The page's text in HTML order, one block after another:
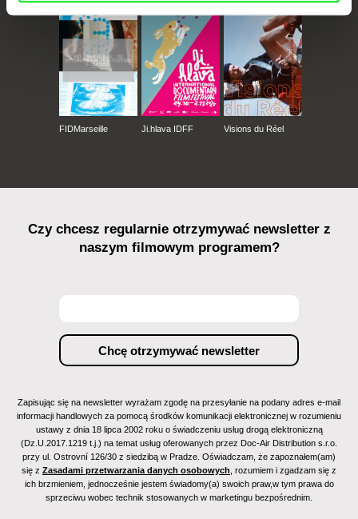
FIDMarseille Ji.hlava IDFF Visions du Réel
Czy chcesz regularnie otrzymywać newsletter z
naszym filmowym programem?
Zapisując się na newsletter wyrażam zgodę na przesyłanie na podany adres e-mail
informacji handlowych za pomocą środków komunikacji elektronicznej w rozumieniu
ustawy z dnia 18 lipca 2002 roku o świadczeniu usług drogą elektroniczną
(Dz.U.2017.1219 t.j.) na temat usług oferowanych przez Doc-Air Distribution s.r.o.
przy ul. Ostrovní 126/30 z siedzibą w Pradze. Oświadczam, że zapoznałem(am)
się z Zasadami przetwarzania danych osobowych , rozumiem i zgadzam się z
ich brzmieniem, jednocześnie jestem świadomy(a) swoich praw,w tym prawa do
sprzeciwu wobec technik stosowanych w marketingu bezpośrednim.